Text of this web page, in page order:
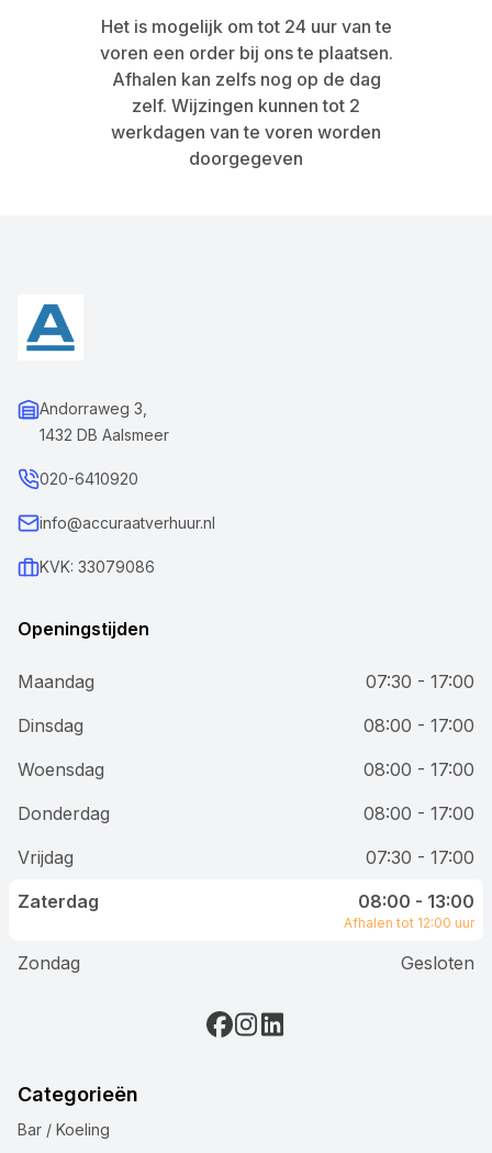
Het is mogelijk om tot 24 uur van te
voren een order bij ons te plaatsen.
Afhalen kan zelfs nog op de dag
zelf. Wijzingen kunnen tot 2
werkdagen van te voren worden
doorgegeven
Andorraweg 3,
1432 DB Aalsmeer
020-6410920
info@accuraatverhuur.nl
KVK: 33079086
Openingstijden
Maandag
07:30 - 17:00
Dinsdag
08:00 - 17:00
Woensdag
08:00 - 17:00
Donderdag
08:00 - 17:00
Vrijdag
07:30 - 17:00
Zaterdag
08:00 - 13:00
Afhalen tot 12:00 uur
Zondag Gesloten
Categorieën
Bar / Koeling